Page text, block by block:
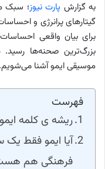
به گزارش پارت نیوز؛ سبک
گیتارهای پرانرژی و
برای بیان واقعی
بزرگ‌ترین صحنه‌ها
موسیقی ایمو آشنا می‌شویم.
فهرست
ریشه ی کلمه
آیا ایمو فقط
فرهنگی هم